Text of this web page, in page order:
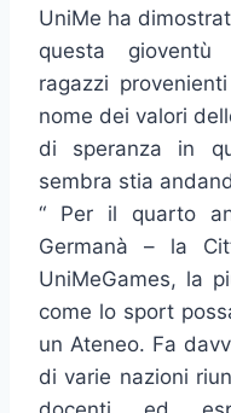
UniMe ha
questa gioventù
ragazzi
nome dei valori
di speranza in
sembra stia
“ Per il quarto
Germanà – la
UniMeGames, la
come lo sport
un Ateneo. Fa
di varie nazioni